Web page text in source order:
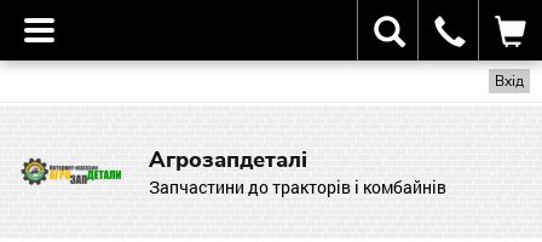
Вхід
Агрозапдеталі
Запчастини до тракторів і комбайнів